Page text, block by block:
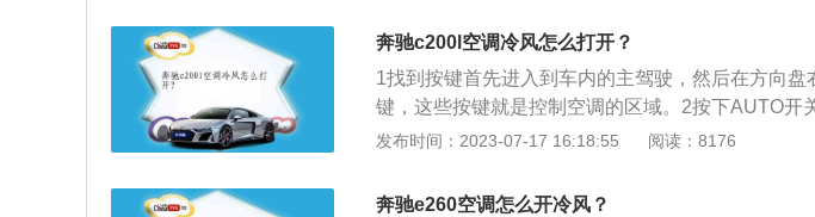
奔驰c200l空调冷风怎么打开？
1找到按键首先进入到车内的主驾驶，然后在方向
键，这些按键就是控制空调的区域。2按下AUTO开
关，这个开关就是打开空调的开关。3打开制冷功能
功能。4调整空调制冷风速开启空调的制冷功能以后
发布时间：2023-07-17 16:18:55 阅读：8176
奔驰e260空调怎么开冷风？